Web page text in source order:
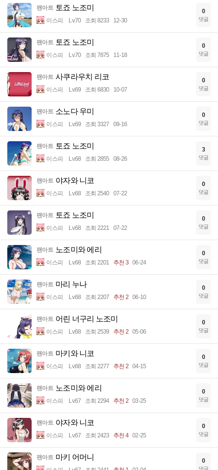
팬아트 토죠 노조미
이스피 Lv.70 조회 8233 12-30
0
댓글
팬아트 토죠 노조미
이스피 Lv.70 조회 7875 11-18
0
댓글
팬아트 사쿠라우치 리코
이스피 Lv.69 조회 6830 10-07
0
댓글
팬아트 소노다 우미
이스피 Lv.69 조회 3327 09-16
0
댓글
팬아트 토죠 노조미
이스피 Lv.68 조회 2855 08-26
3
댓글
팬아트 야자와 니코
이스피 Lv.68 조회 2540 07-22
0
댓글
팬아트 토죠 노조미
이스피 Lv.68 조회 2221 07-22
0
댓글
팬아트 노조미와 에리
이스피 Lv.68 조회 2201 추천 3 06-24
0
댓글
팬아트 마리 누나
이스피 Lv.68 조회 2207 추천 2 06-10
0
댓글
팬아트 어린 너구리 노조미
이스피 Lv.68 조회 2539 추천 2 05-06
0
댓글
팬아트 마키와 니코
이스피 Lv.68 조회 2277 추천 2 04-15
0
댓글
팬아트 노조미와 에리
이스피 Lv.67 조회 2294 추천 2 03-25
0
댓글
팬아트 야자와 니코
이스피 Lv.67 조회 2423 추천 4 02-25
0
댓글
팬아트 마키 어머니 0
댓글